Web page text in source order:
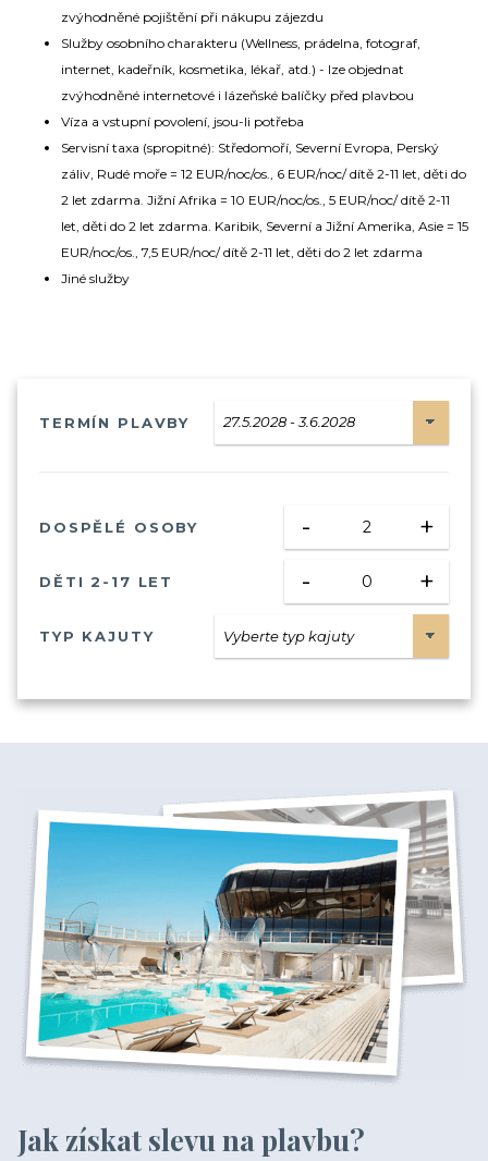
zvýhodněné pojištění při nákupu zájezdu
Služby osobního charakteru (Wellness, prádelna, fotograf,
internet, kadeřník, kosmetika, lékař, atd.) - lze objednat
zvýhodněné internetové i lázeňské balíčky před plavbou
Víza a vstupní povolení, jsou-li potřeba
Servisní taxa (spropitné): Středomoří, Severní Evropa, Perský
záliv, Rudé moře = 12 EUR/noc/os., 6 EUR/noc/ dítě 2-11 let, děti do
2 let zdarma. Jižní Afrika = 10 EUR/noc/os., 5 EUR/noc/ dítě 2-11
let, děti do 2 let zdarma. Karibik, Severní a Jižní Amerika, Asie = 15
EUR/noc/os., 7,5 EUR/noc/ dítě 2-11 let, děti do 2 let zdarma
Jiné služby
TERMÍN PLAVBY
DOSPĚLÉ OSOBY - +
DĚTI 2-17 LET - +
TYP KAJUTY
VNITŘNÍ KAJUTA
Fantastica 24 400 Kč/ os.
Jak získat slevu na plavbu?